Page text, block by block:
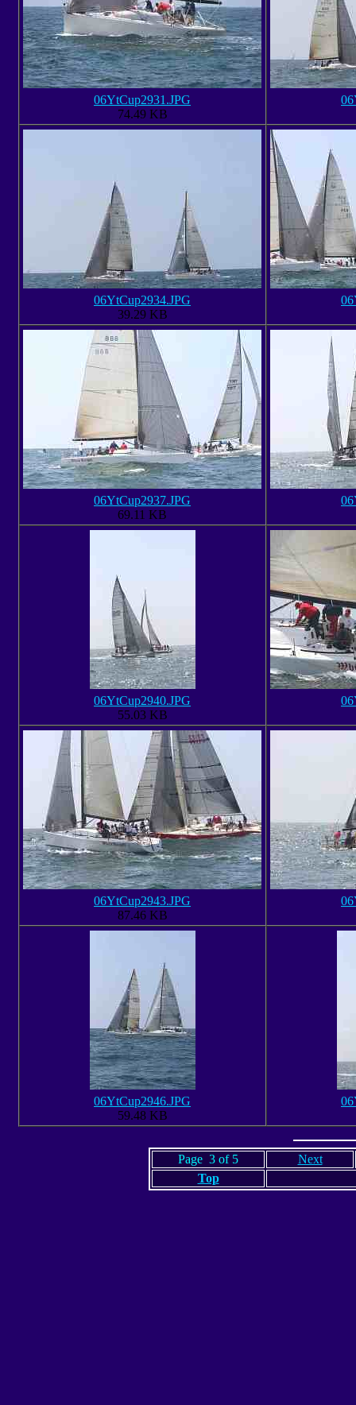
06YtCup2931.JPG
74.49 KB
06YtCup2934.JPG
39.29 KB
06YtCup2937.JPG
69.11 KB
06YtCup2940.JPG
55.03 KB
06YtCup2943.JPG
87.46 KB
06YtCup2946.JPG
59.48 KB
Page 3 of 5
Next
Top